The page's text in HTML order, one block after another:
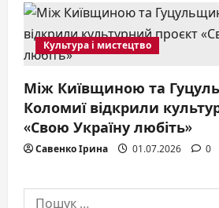
Культура і мистецтво
Між Київщиною та
Коломиї відкрили
«Свою Україну любіть»
Савенко Ірина 01.07.2026 0
Пошук: